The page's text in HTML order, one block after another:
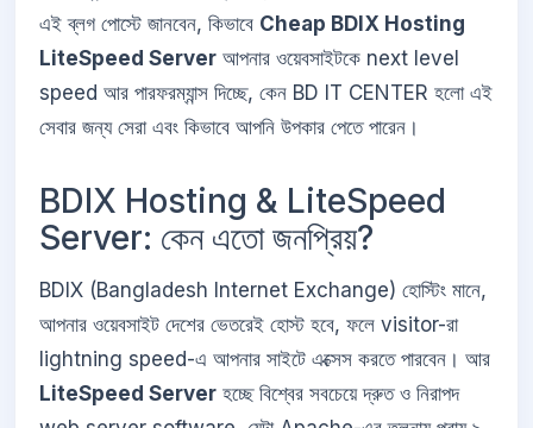
এই ব্লগ পোস্টে জানবেন, কিভাবে Cheap BDIX Hosting
LiteSpeed Server আপনার ওয়েবসাইটকে next level
speed আর পারফরম্যান্স দিচ্ছে, কেন BD IT CENTER হলো এই
সেবার জন্য সেরা এবং কিভাবে আপনি উপকার পেতে পারেন।
BDIX Hosting & LiteSpeed
Server: কেন এতো জনপ্রিয়?
BDIX (Bangladesh Internet Exchange) হোস্টিং মানে,
আপনার ওয়েবসাইট দেশের ভেতরেই হোস্ট হবে, ফলে visitor-রা
lightning speed-এ আপনার সাইটে এক্সেস করতে পারবেন। আর
LiteSpeed Server হচ্ছে বিশ্বের সবচেয়ে দ্রুত ও নিরাপদ